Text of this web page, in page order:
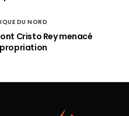
DU NORD
Cristo Rey menacé